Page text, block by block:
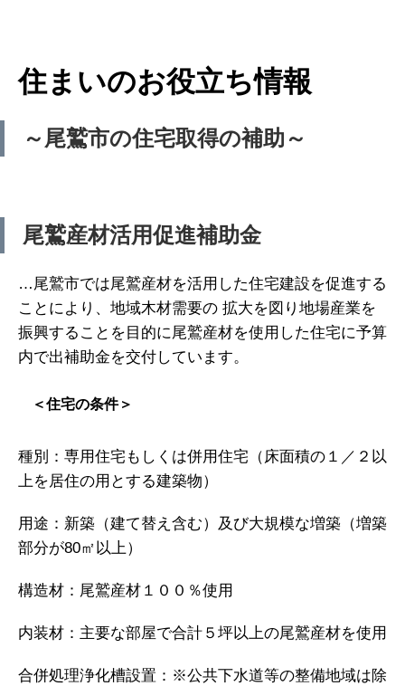
住まいのお役立ち情報
～尾鷲市の住宅取得の補助～
尾鷲産材活用促進補助金
…尾鷲市では尾鷲産材を活用した住宅建設を促進する
ことにより、地域木材需要の 拡大を図り地場産業を
振興することを目的に尾鷲産材を使用した住宅に予算
内で出補助金を交付しています。
＜住宅の条件＞
種別：専用住宅もしくは併用住宅（床面積の１／２以
上を居住の用とする建築物）
用途：新築（建て替え含む）及び大規模な増築（増築
部分が80㎡以上）
構造材：尾鷲産材１００％使用
内装材：主要な部屋で合計５坪以上の尾鷲産材を使用
合併処理浄化槽設置：※公共下水道等の整備地域は除